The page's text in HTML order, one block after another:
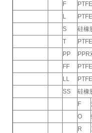
F
L
S
硅橡
T
PP
PPR
FF
LL
SS
硅橡
F
O
R